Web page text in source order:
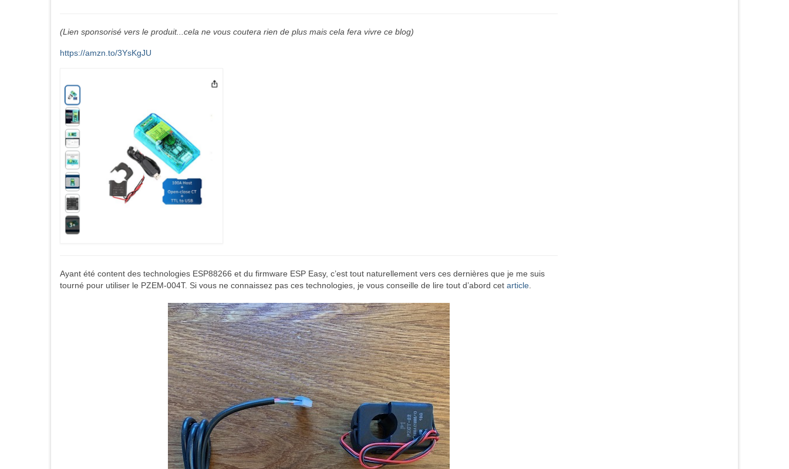
(Lien sponsorisé vers le produit...cela ne vous coutera rien de plus mais cela fera vivre ce blog)
https://amzn.to/3YsKgJU
Ayant été content des technologies ESP88266 et du firmware ESP Easy, c’est tout naturellement vers ces dernières que je me suis
tourné pour utiliser le PZEM-004T. Si vous ne connaissez pas ces technologies, je vous conseille de lire tout d’abord cet article.